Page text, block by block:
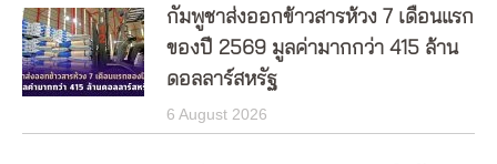
กัมพูชาส่งออกข้าวสารห้วง 7 เดือนแรก
ของปี 2569 มูลค่ามากกว่า 415 ล้าน
ดอลลาร์สหรัฐ
6 August 2026